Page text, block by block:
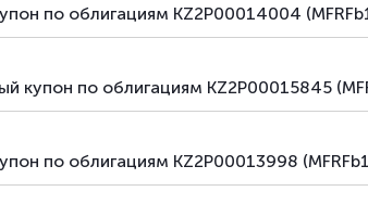
по облигациям KZ2P00014004
купон по облигациям KZ2P00015845
по облигациям KZ2P00013998